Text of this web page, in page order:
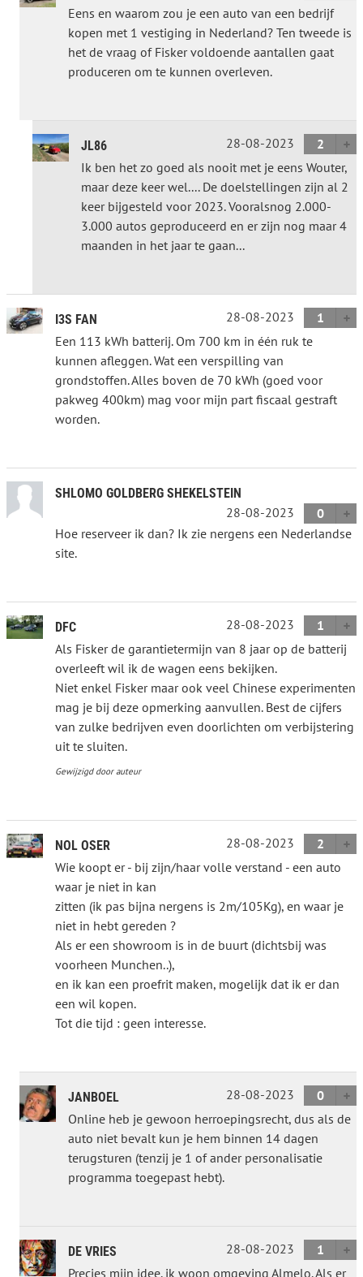
Eens en waarom zou je een auto van een bedrijf
kopen met 1 vestiging in Nederland? Ten tweede is
het de vraag of Fisker voldoende aantallen gaat
produceren om te kunnen overleven.
JL86 28-08-2023
2
Ik ben het zo goed als nooit met je eens Wouter,
maar deze keer wel.... De doelstellingen zijn al 2
keer bijgesteld voor 2023. Vooralsnog 2.000-
3.000 autos geproduceerd en er zijn nog maar 4
maanden in het jaar te gaan...
I3S FAN 28-08-2023
1
Een 113 kWh batterij. Om 700 km in één ruk te
kunnen afleggen. Wat een verspilling van
grondstoffen. Alles boven de 70 kWh (goed voor
pakweg 400km) mag voor mijn part fiscaal gestraft
worden.
SHLOMO GOLDBERG SHEKELSTEIN
28-08-2023
0
Hoe reserveer ik dan? Ik zie nergens een Nederlandse
site.
DFC 28-08-2023
1
Als Fisker de garantietermijn van 8 jaar op de batterij
overleeft wil ik de wagen eens bekijken.
Niet enkel Fisker maar ook veel Chinese experimenten
mag je bij deze opmerking aanvullen. Best de cijfers
van zulke bedrijven even doorlichten om verbijstering
uit te sluiten.
Gewijzigd door auteur
NOL OSER 28-08-2023
2
Wie koopt er - bij zijn/haar volle verstand - een auto
waar je niet in kan
zitten (ik pas bijna nergens is 2m/105Kg), en waar je
niet in hebt gereden ?
Als er een showroom is in de buurt (dichtsbij was
voorheen Munchen..),
en ik kan een proefrit maken, mogelijk dat ik er dan
een wil kopen.
Tot die tijd : geen interesse.
JANBOEL 28-08-2023
0
Online heb je gewoon herroepingsrecht, dus als de
auto niet bevalt kun je hem binnen 14 dagen
terugsturen (tenzij je 1 of ander personalisatie
programma toegepast hebt).
DE VRIES 28-08-2023
1
Precies mijn idee. ik woon omgeving Almelo. Als er